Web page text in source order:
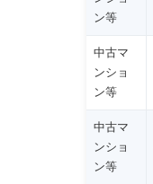
ン等
中古マ
ンショ
ン等
中古マ
ンショ
ン等